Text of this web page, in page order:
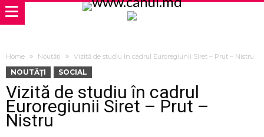
Home Noutăți Vizită de studiu în cadrul Euroregiunii Siret – Prut – Nistru
NOUTĂȚI SOCIAL
Vizită de studiu în cadrul
Euroregiunii Siret – Prut –
Nistru